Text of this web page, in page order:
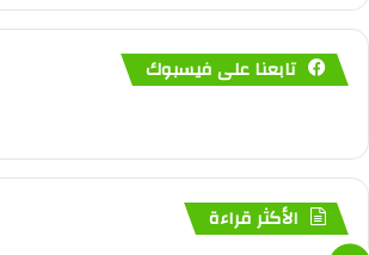
تابعنا على فيسبوك
الأكثر قراءة